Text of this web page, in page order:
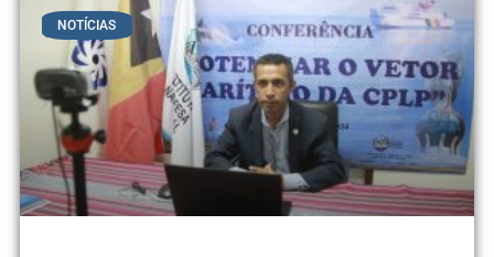
NOTÍCIAS